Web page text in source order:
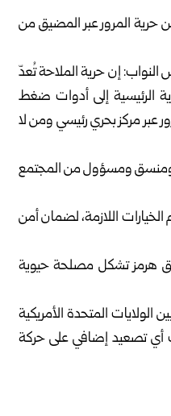
حرية المرور عبر المضيق من
النواب: إن حرية الملاحة تُعدّ
الرئيسية إلى أدوات ضغط
مركز بحري رئيسي ومن لا
ومنسق ومسؤول من المجتمع
اللازمة، لضمان أمن
هرمز تشكل مصلحة حيوية
المتحدة الأمريكية
أي تصعيد إضافي على حركة